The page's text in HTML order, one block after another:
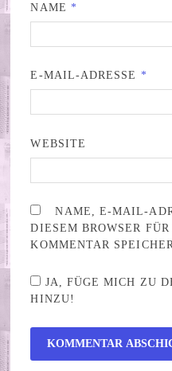
NAME *
E-MAIL-ADRESSE *
WEBSITE
NAME, E-MAIL-
DIESEM BROWSER
KOMMENTAR
JA, FÜGE MICH ZU
HINZU!